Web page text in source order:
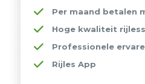
Per maand betalen
Hoge kwaliteit
Professionele
Rijles App